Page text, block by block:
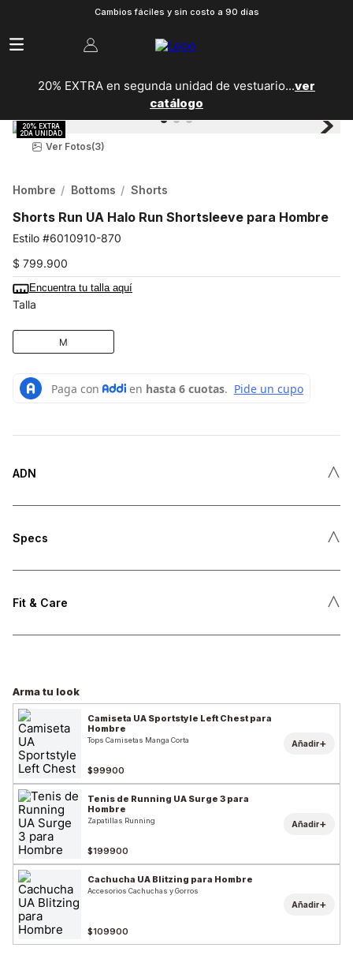
Cambios fáciles y sin costo a 90 días
20% EXTRA en segunda unidad de vestuario...ver
catálogo
Ver Fotos(3)
Hombre Bottoms Shorts
Shorts Run UA Halo Run Shortsleeve para Hombre
6010910-870
$ 799.900
Encuentra tu talla aquí
Talla
M
ADN ˄
Specs ˄
Fit & Care ˄
Arma tu look
Camiseta UA Sportstyle Left Chest para
Hombre
Tops Camisetas Manga Corta
$99900
Añadir+
Tenis de Running UA Surge 3 para
Hombre
Zapatillas Running
$199900
Añadir+
Cachucha UA Blitzing para Hombre
Accesorios Cachuchas y Gorros
$109900
Añadir+